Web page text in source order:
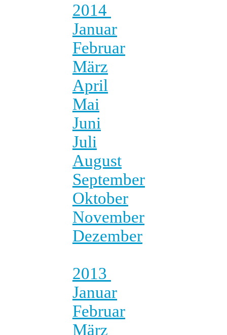
2014
Januar
Februar
März
April
Mai
Juni
Juli
August
September
Oktober
November
Dezember
2013
Januar
Februar
März